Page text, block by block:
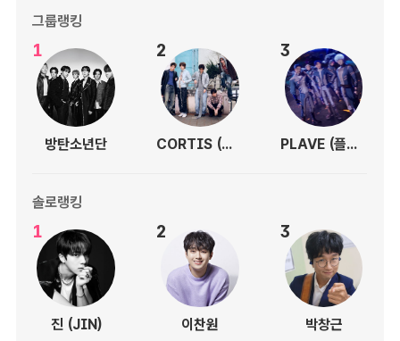
그룹랭킹
1
방탄소년단
2
CORTIS (코르티스)
3
PLAVE (플레이브)
솔로랭킹
1
진 (JIN)
2
이찬원
3
박창근